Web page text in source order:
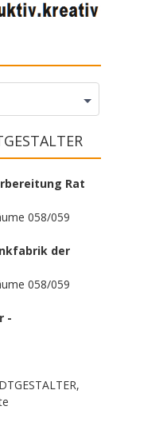
Rat
058/059
der
058/059
-